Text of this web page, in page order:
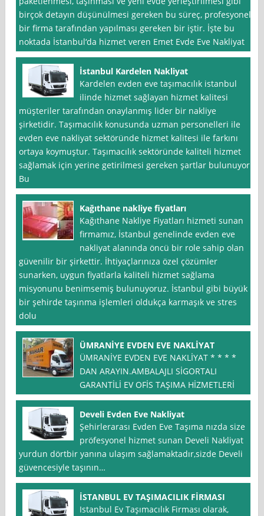
birçok detayın düşünülmesi gereken bu süreç, profesyonel
bir firma tarafından yapılması gereken bir iştir. İşte bu
noktada İstanbul‘da hizmet veren Emet Evde Eve Nakliyat
İstanbul Kardelen Nakliyat
Kardelen evden eve taşımacılık istanbul
ilinde hizmet sağlayan hizmet kalitesi
müşteriler tarafından onaylanmış lider bir nakliye
şirketidir. Taşımacılık konusunda uzman personelleri ile
evden eve nakliyat sektöründe hizmet kalitesi ile farkını
ortaya koymuştur. Taşımacılık sektöründe kaliteli hizmet
sağlamak için yerine getirilmesi gereken şartlar bulunuyor.
Bu
Kağıthane nakliye fiyatları
Kağıthane Nakliye Fiyatları hizmeti sunan
firmamız, İstanbul genelinde evden eve
nakliyat alanında öncü bir role sahip olan
güvenilir bir şirkettir. İhtiyaçlarınıza özel çözümler
sunarken, uygun fiyatlarla kaliteli hizmet sağlama
misyonunu benimsemiş bulunuyoruz. İstanbul gibi büyük
bir şehirde taşınma işlemleri oldukça karmaşık ve stres
dolu
ÜMRANİYE EVDEN EVE NAKLİYAT
ÜMRANİYE EVDEN EVE NAKLİYAT * * * *
DAN ARAYIN.AMBALAJLI SİGORTALI
GARANTİLİ EV OFİS TAŞIMA HİZMETLERİ
Develi Evden Eve Nakliyat
Şehirlerarası Evden Eve Taşıma nızda size
pröfesyonel hizmet sunan Develi Nakliyat
yurdun dörtbir yanına ulaşım sağlamaktadır,sizde Develi
güvencesiyle taşının…
İSTANBUL EV TAŞIMACILIK FİRMASI
Istanbul Ev Taşımacılık Firması olarak,